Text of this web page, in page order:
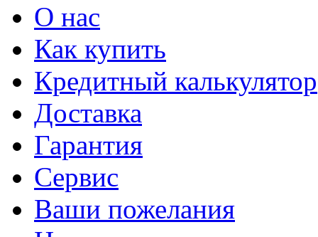
О нас
Как купить
Кредитный калькулятор
Доставка
Гарантия
Сервис
Ваши пожелания